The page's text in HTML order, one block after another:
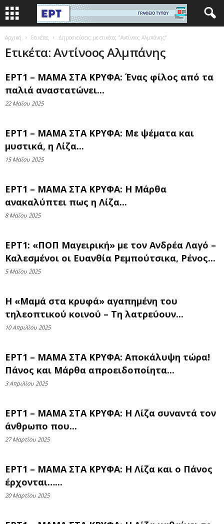
Αρχική Ετικέτες Δημοσιεύσεις με ετικέτες "Αντίνοος Αλμπάνης"
Ετικέτα: Αντίνοος Αλμπάνης
ΕΡΤ1 – ΜΑΜΑ ΣΤΑ ΚΡΥΦΑ: Ένας φίλος από τα
παλιά αναστατώνει...
22 Μαΐου 2025
ΕΡΤ1 – ΜΑΜΑ ΣΤΑ ΚΡΥΦΑ: Με ψέματα και
μυστικά, η Λίζα...
15 Μαΐου 2025
ΕΡΤ1 – ΜΑΜΑ ΣΤΑ ΚΡΥΦΑ: H Μάρθα
ανακαλύπτει πως η Λίζα...
8 Μαΐου 2025
ΕΡΤ1: «ΠΟΠ Μαγειρική» με τον Ανδρέα Λαγό –
Καλεσμένοι οι Ευανθία Ρεμπούτσικα, Ρένος...
5 Μαΐου 2025
Η «Μαμά στα κρυφά» αγαπημένη του
τηλεοπτικού κοινού – Τη λατρεύουν...
10 Απριλίου 2025
ΕΡΤ1 – ΜΑΜΑ ΣΤΑ ΚΡΥΦΑ: Αποκάλυψη τώρα!
Πάνος και Μάρθα απροειδοποίητα...
3 Απριλίου 2025
ΕΡΤ1 – ΜΑΜΑ ΣΤΑ ΚΡΥΦΑ: Η Λίζα συναντά τον
άνθρωπο που...
27 Μαρτίου 2025
ΕΡΤ1 – ΜΑΜΑ ΣΤΑ ΚΡΥΦΑ: Η Λίζα και ο Πάνος
έρχονται…...
20 Μαρτίου 2025